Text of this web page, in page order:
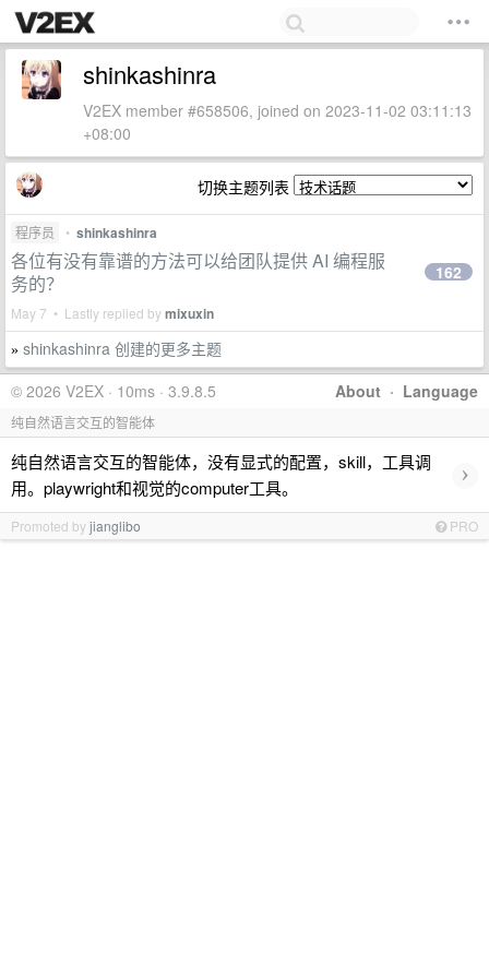
shinkashinra
V2EX member #658506, joined on 2023-11-02 03:11:13
+08:00
切换主题列表
程序员 • shinkashinra
各位有没有靠谱的方法可以给团队提供 AI 编程服
务的？
May 7 • Lastly replied bymixuxin
162
» shinkashinra 创建的更多主题
About · Language
© 2026 V2EX · 10ms · 3.9.8.5
纯自然语言交互的智能体
纯自然语言交互的智能体，没有显式的配置，skill，工具调
用。playwright和视觉的computer工具。
›
Promoted byjianglibo PRO